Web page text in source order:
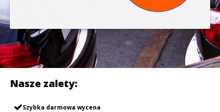
Nasze zalety:
Szybka darmowa wycena